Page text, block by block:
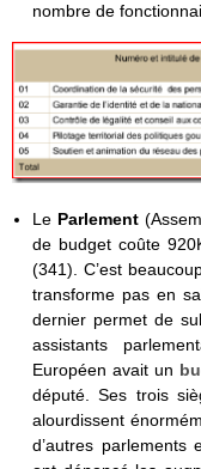
nombre de
Le Parlement
de budget coûte
(341). C’est
transforme pas en
dernier permet de
assistants
Européen avait un
député. Ses trois
alourdissent
d’autres parlements